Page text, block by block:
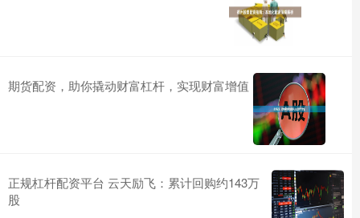
期货配资，助你撬动财富杠杆，实现财富增值
正规杠杆配资平台 云天励飞：累计回购约143万
股